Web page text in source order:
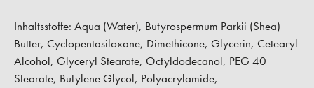
Inhaltsstoffe: Aqua (Water), Butyrospermum Parkii (Shea)
Butter, Cyclopentasiloxane, Dimethicone, Glycerin, Cetearyl
Alcohol, Glyceryl Stearate, Octyldodecanol, PEG 40
Stearate, Butylene Glycol, Polyacrylamide,